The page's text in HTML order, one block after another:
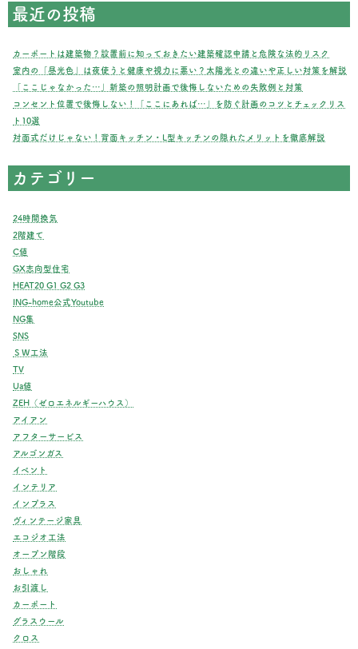
最近の投稿
カーポートは建築物？設置前に知っておきたい建築確認申請と危険な法的リスク
室内の「昼光色」は夜使うと健康や視力に悪い？太陽光との違いや正しい対策を解説
「ここじゃなかった…」新築の照明計画で後悔しないための失敗例と対策
コンセント位置で後悔しない！「ここにあれば…」を防ぐ計画のコツとチェックリス
ト10選
対面式だけじゃない！背面キッチン・L型キッチンの隠れたメリットを徹底解説
カテゴリー
24時間換気
2階建て
C値
GX志向型住宅
HEAT20 G1 G2 G3
ING-home公式Youtube
NG集
SNS
ＳＷ工法
TV
Ua値
ZEH（ゼロエネルギーハウス）
アイアン
アフターサービス
アルゴンガス
イベント
インテリア
インプラス
ヴィンテージ家具
エコジオ工法
オープン階段
おしゃれ
お引渡し
カーポート
グラスウール
クロス